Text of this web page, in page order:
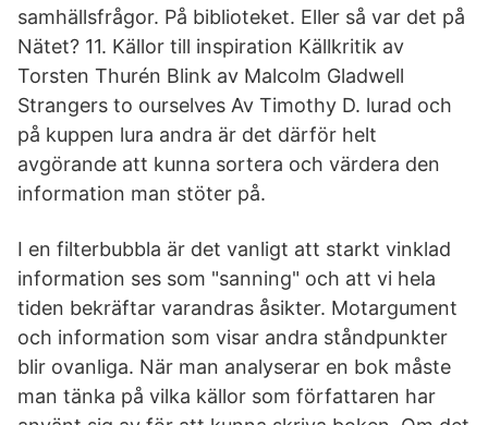
samhällsfrågor. På biblioteket. Eller så var det på
Nätet? 11. Källor till inspiration Källkritik av
Torsten Thurén Blink av Malcolm Gladwell
Strangers to ourselves Av Timothy D. lurad och
på kuppen lura andra är det därför helt
avgörande att kunna sortera och värdera den
information man stöter på.
I en filterbubbla är det vanligt att starkt vinklad
information ses som "sanning" och att vi hela
tiden bekräftar varandras åsikter. Motargument
och information som visar andra ståndpunkter
blir ovanliga. När man analyserar en bok måste
man tänka på vilka källor som författaren har